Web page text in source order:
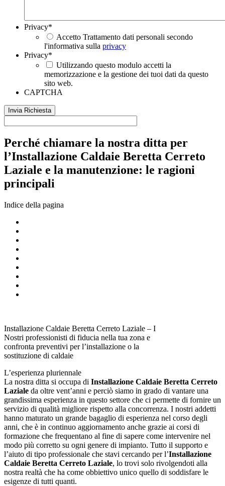
Privacy*
Accetto Trattamento dati personali secondo
l'informativa sulla privacy
Privacy*
Utilizzando questo modulo accetti la
memorizzazione e la gestione dei tuoi dati da questo
sito web.
CAPTCHA
Perché chiamare la nostra ditta per
l’Installazione Caldaie Beretta Cerreto
Laziale e la manutenzione: le ragioni
principali
Indice della pagina
Installazione Caldaie Beretta Cerreto Laziale – I
Nostri professionisti di fiducia nella tua zona e
confronta preventivi per l’installazione o la
sostituzione di caldaie
L’esperienza pluriennale
La nostra ditta si occupa di Installazione Caldaie Beretta Cerreto
Laziale da oltre vent’anni e perciò siamo in grado di vantare una
grandissima esperienza in questo settore che ci permette di fornire un
servizio di qualità migliore rispetto alla concorrenza. I nostri addetti
hanno maturato un grande bagaglio di esperienza nel corso degli
anni, che è in continuo aggiornamento anche grazie ai corsi di
formazione che frequentano al fine di sapere come intervenire nel
modo più corretto su ogni genere di impianto. Tutto il supporto e
l’aiuto di tipo professionale che stavi cercando per l’Installazione
Caldaie Beretta Cerreto Laziale, lo trovi solo rivolgendoti alla
nostra realtà che ha come obbiettivo unico quello di soddisfare le
esigenze di tutti quanti.